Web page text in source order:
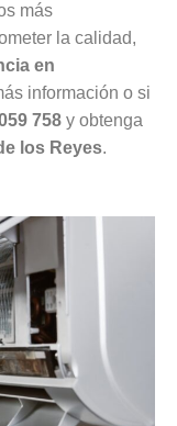
más
la calidad,
en
información o si
758 y obtenga
los Reyes.